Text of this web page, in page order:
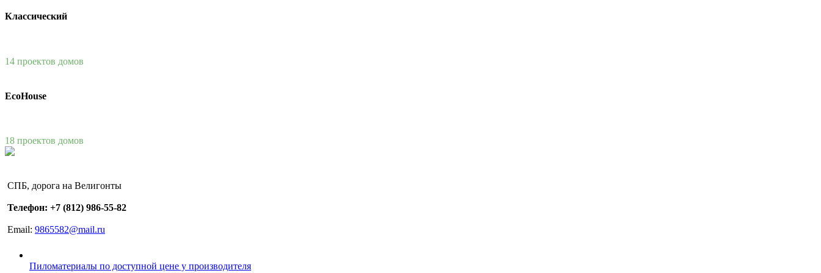
Классический
14 проектов домов
EcoHouse
18 проектов домов
СПБ, дорога на Велигонты
Телефон: +7 (812) 986-55-82
Email: 9865582@mail.ru
Пиломатериалы по доступной цене у производителя